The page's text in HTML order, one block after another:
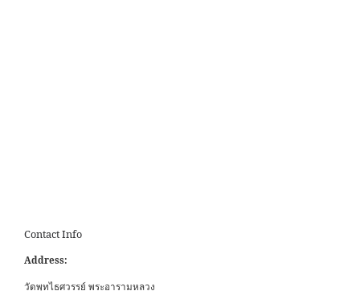
Contact Info
Address:
วัดพุทไธศวรรย์ พระอารามหลวง